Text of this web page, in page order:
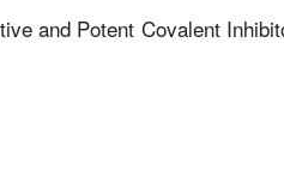
and Potent Covalent